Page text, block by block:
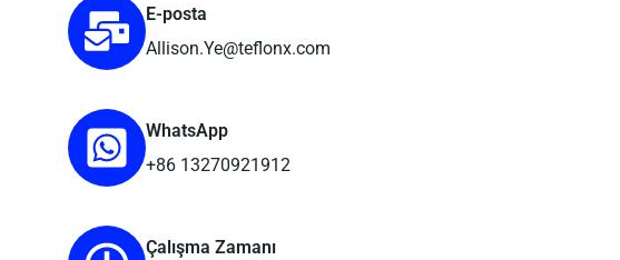
E-posta
Allison.Ye@teflonx.com
WhatsApp
+86 13270921912
Çalışma Zamanı